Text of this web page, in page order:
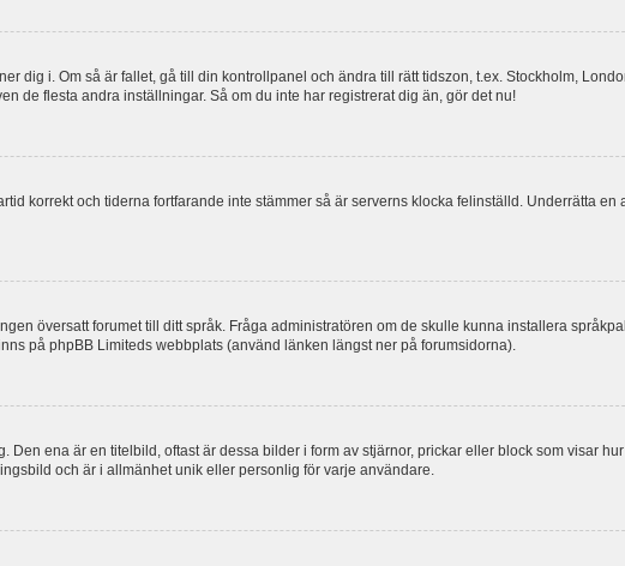
dig i. Om så är fallet, gå till din kontrollpanel och ändra till rätt tidszon, t.ex. Stockholm,
de flesta andra inställningar. Så om du inte har registrerat dig än, gör det nu!
korrekt och tiderna fortfarande inte stämmer så är serverns klocka felinställd. Underrätta
översatt forumet till ditt språk. Fråga administratören om de skulle kunna installera
på phpBB Limiteds webbplats (använd länken längst ner på forumsidorna).
ena är en titelbild, oftast är dessa bilder i form av stjärnor, prickar eller block som visar
och är i allmänhet unik eller personlig för varje användare.